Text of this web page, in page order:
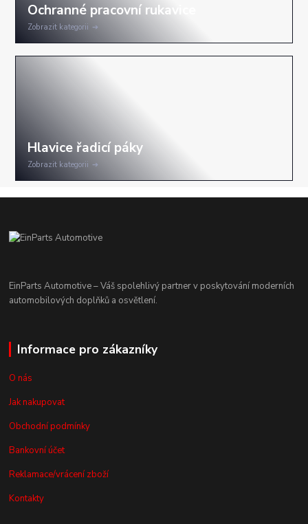
Zobrazit kategorii
Zobrazit kategorii
EinParts Automotive – Váš spolehlivý partner v poskytování moderních
automobilových doplňků a osvětlení.
Informace pro zákazníky
O nás
Jak nakupovat
Obchodní podmínky
Bankovní účet
Reklamace/vrácení zboží
Kontakty